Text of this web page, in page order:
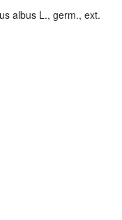
albus L., germ., ext.